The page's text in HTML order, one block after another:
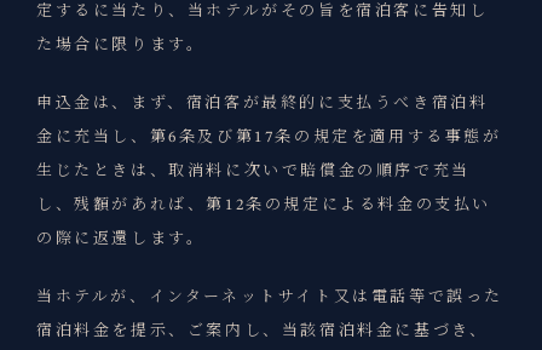
定するに当たり、当ホテルがその旨を宿泊客に告知し
た場合に限ります。
申込金は、まず、宿泊客が最終的に支払うべき宿泊料
金に充当し、第6条及び第17条の規定を適用する事態が
生じたときは、取消料に次いで賠償金の順序で充当
し、残額があれば、第12条の規定による料金の支払い
の際に返還します。
当ホテルが、インターネットサイト又は電話等で誤った
宿泊料金を提示、ご案内し、当該宿泊料金に基づき、